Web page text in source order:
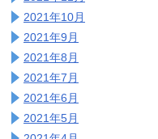
2021年10月
2021年9月
2021年8月
2021年7月
2021年6月
2021年5月